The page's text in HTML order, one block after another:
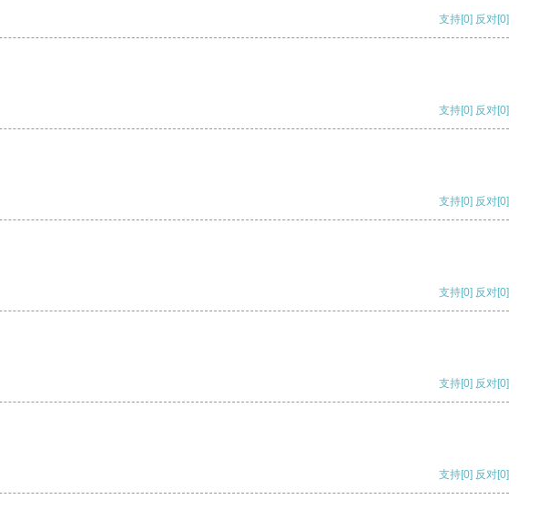
支持[0] 反对[0]
支持[0] 反对[0]
支持[0] 反对[0]
支持[0] 反对[0]
支持[0] 反对[0]
支持[0] 反对[0]